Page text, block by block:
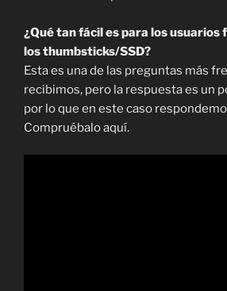
¿Qué tan fácil es para los usuarios
los thumbsticks/SSD?
Esta es una de las preguntas más
recibimos, pero la respuesta es un
por lo que en este caso
Compruébalo aquí.